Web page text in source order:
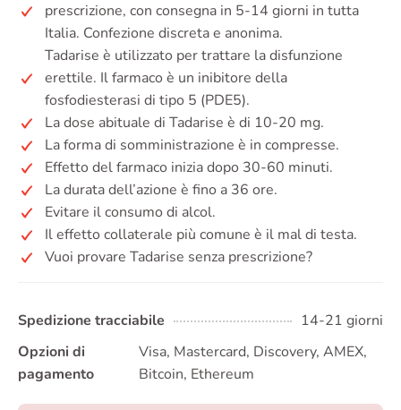
prescrizione, con consegna in 5-14 giorni in tutta
Italia. Confezione discreta e anonima.
Tadarise è utilizzato per trattare la disfunzione
erettile. Il farmaco è un inibitore della
fosfodiesterasi di tipo 5 (PDE5).
La dose abituale di Tadarise è di 10-20 mg.
La forma di somministrazione è in compresse.
Effetto del farmaco inizia dopo 30-60 minuti.
La durata dell’azione è fino a 36 ore.
Evitare il consumo di alcol.
Il effetto collaterale più comune è il mal di testa.
Vuoi provare Tadarise senza prescrizione?
Spedizione tracciabile
14-21 giorni
Opzioni di
pagamento
Visa, Mastercard, Discovery, AMEX,
Bitcoin, Ethereum